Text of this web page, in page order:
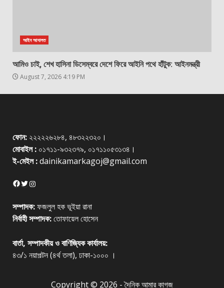
আইন আদালত
আমিও চাই, শেখ হাসিনা ডিসেম্বরে দেশে ফিরে আইনি পথে হাঁটুক: আইনমন্ত্রী
August 7, 2026 4:19 PM
ফোন: ২২২২২৬২৮৪, ৪৮৩২২৩২০।
মোবাইল : ০১৭১১-৯৩২৩৭৯, ০১৭১১০৫৩১৩৪।
ই-মেইল :dainikamarkagoj@gmail.com
Facebook
Twitter
Instagram
সম্পাদক:ফজলুল হক ভূইয়া রানা
নির্বাহী সম্পাদক:তোফায়েল হোসেন
বার্তা, সম্পাদকীয় ও বাণিজ্যিক কার্যালয়:
৪৩/১ নয়াপল্টন (৪র্থ তলা), ঢাকা-১০০০ ।
Copyright © 2026 - দৈনিক আমার কাগজ